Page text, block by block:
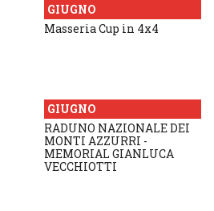
GIUGNO
Masseria Cup in 4x4
GIUGNO
RADUNO NAZIONALE DEI
MONTI AZZURRI -
MEMORIAL GIANLUCA
VECCHIOTTI